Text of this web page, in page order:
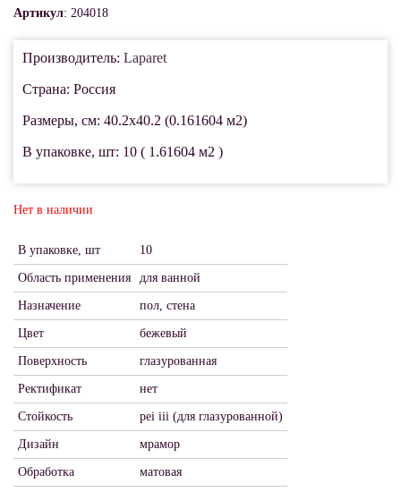
Артикул: 204018
Производитель: Laparet
Страна: Россия
Размеры, см: 40.2x40.2 (0.161604 м2)
В упаковке, шт: 10 ( 1.61604 м2 )
Нет в наличии
В упаковке, шт 10
Область применения для ванной
Назначение пол, стена
Цвет бежевый
Поверхность глазурованная
Ректификат нет
Стойкость pei iii (для глазурованной)
Дизайн мрамор
Обработка матовая